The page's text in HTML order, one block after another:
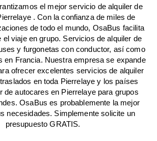
el mejor servicio de alquiler de
. Con la confianza de miles de
de todo el mundo, OsaBus facilita
el viaje en grupo. Servicios de alquiler de
y furgonetas con conductor, así como
en Francia. Nuestra empresa se expande
ofrecer excelentes servicios de alquiler
en toda Pierrelaye y los países
de autocares en Pierrelaye para grupos
OsaBus es probablemente la mejor
necesidades. Simplemente solicite un
presupuesto GRATIS.